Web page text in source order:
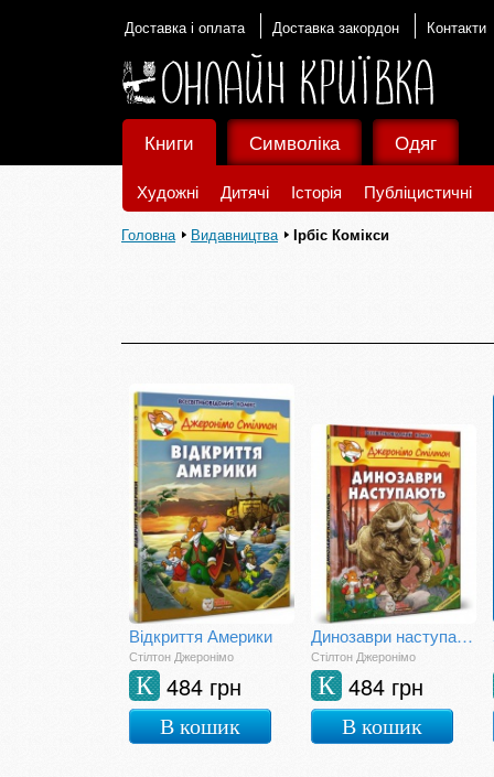
Доставка і оплата Доставка закордон Контакти
Книги
Художні Дитячі Історія Публіцистичні
Символіка Одяг
Головна Видавництва Ірбіс Комікси
Відкриття Америки
Стілтон Джеронімо
484 грн
К
В кошик
Динозаври наступають
Стілтон Джеронімо
484 грн
К
В кошик